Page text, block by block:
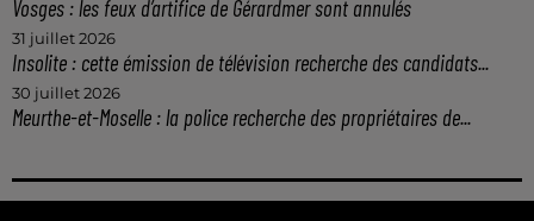
Vosges : les feux d’artifice de Gérardmer sont annulés
31 juillet 2026
Insolite : cette émission de télévision recherche des candidats...
30 juillet 2026
Meurthe-et-Moselle : la police recherche des propriétaires de...